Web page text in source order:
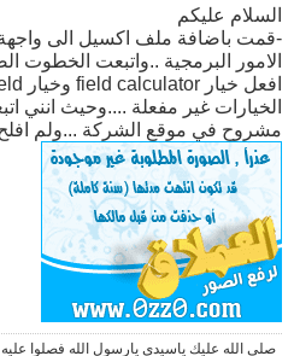
السلام عليكم
الامور البرمجية ..واتبعت
الخيارات غير مفعلة ....وحيث انني
مشروح في موقع الشركة ...ولم
صلى الله عليك ياسيدي يارسول الله فصلوا عليه